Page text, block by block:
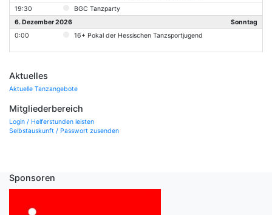
19:30
BGC Tanzparty
6. Dezember 2026
Sonntag
0:00
16+ Pokal der Hessischen Tanzsportjugend
Aktuelles
Aktuelle Tanzangebote
Mitgliederbereich
Login / Helferstunden leisten
Selbstauskunft / Passwort zusenden
Sponsoren